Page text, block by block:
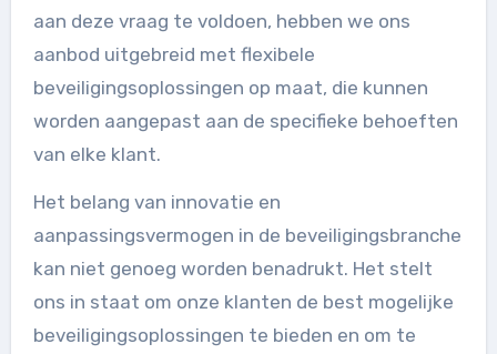
aan deze vraag te voldoen, hebben we ons
aanbod uitgebreid met flexibele
beveiligingsoplossingen op maat, die kunnen
worden aangepast aan de specifieke behoeften
van elke klant.
Het belang van innovatie en
aanpassingsvermogen in de beveiligingsbranche
kan niet genoeg worden benadrukt. Het stelt
ons in staat om onze klanten de best mogelijke
beveiligingsoplossingen te bieden en om te